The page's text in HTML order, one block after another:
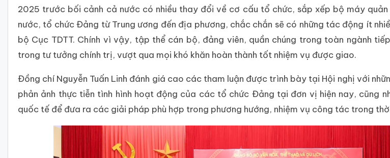
2025 trước bối cảnh cả nước có nhiều thay đổi về cơ cấu tổ chức, sắp xếp bộ máy
nước, tổ chức Đảng từ Trung ương đến địa phương, chắc chắn sẽ có những tác động ít
bộ Cục TDTT. Chính vì vậy, tập thể cán bộ, đảng viên, quần chúng trong toàn ngành
trong tư tưởng chính trị, vượt qua mọi khó khăn hoàn thành tốt nhiệm vụ được giao.
Đồng chí Nguyễn Tuấn Linh đánh giá cao các tham luận được trình bày tại Hội nghị với
phản ảnh thực tiễn tình hình hoạt động của các tổ chức Đảng tại đơn vị hiện nay, cũng
quốc tế để đưa ra các giải pháp phù hợp trong phương hướng, nhiệm vụ công tác trong